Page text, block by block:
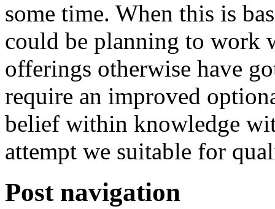
some time. When this is
could be planning to work
offerings otherwise have
require an improved
belief within knowledge
attempt we suitable for
Post navigation